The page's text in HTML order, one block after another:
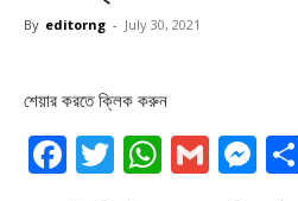
By editorng - July 30, 2021
শেয়ার করতে ক্লিক করুন
Facebook
Twitter